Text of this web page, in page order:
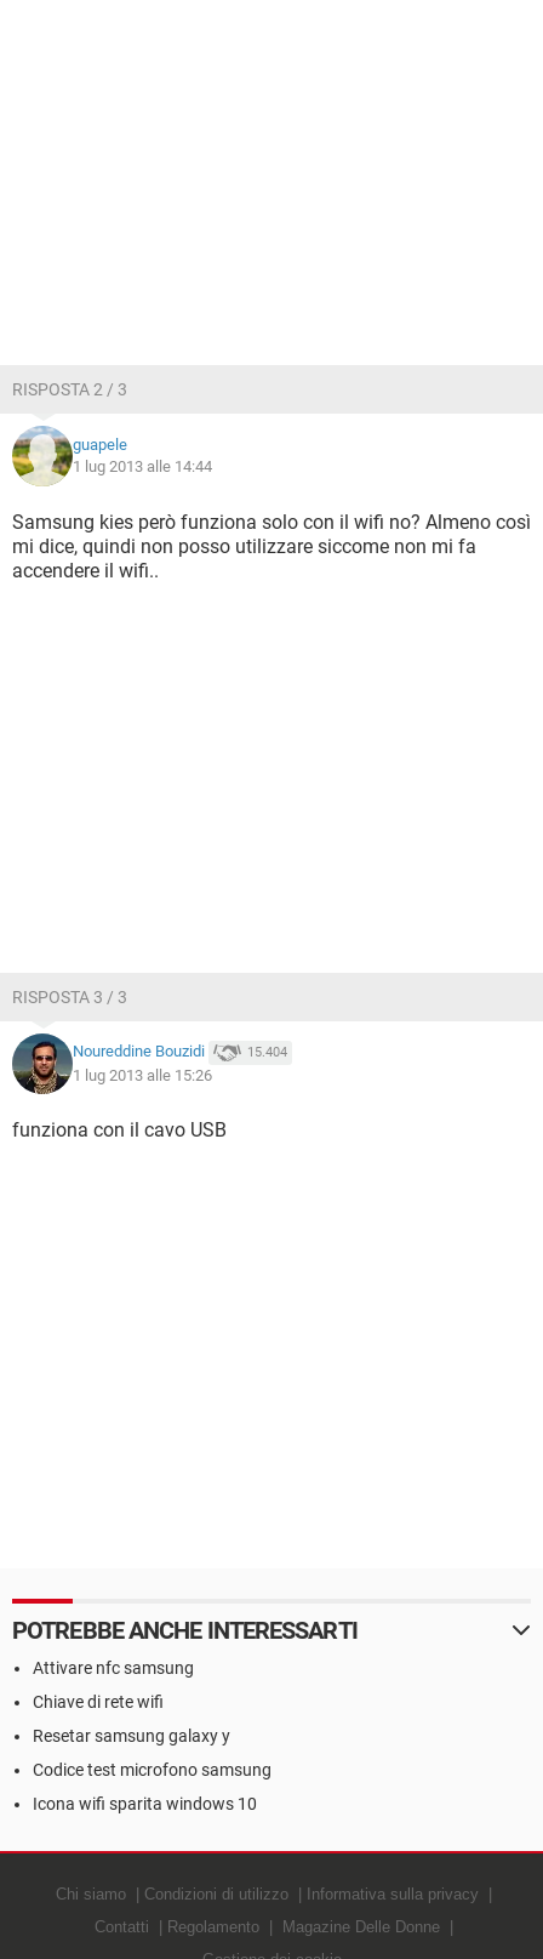
RISPOSTA 2 / 3
guapele
1 lug 2013 alle 14:44
Samsung kies però funziona solo con il wifi no? Almeno così
mi dice, quindi non posso utilizzare siccome non mi fa
accendere il wifi..
RISPOSTA 3 / 3
Noureddine Bouzidi 15.404
1 lug 2013 alle 15:26
funziona con il cavo USB
POTREBBE ANCHE INTERESSARTI
Attivare nfc samsung
Chiave di rete wifi
Resetar samsung galaxy y
Codice test microfono samsung
Icona wifi sparita windows 10
Chi siamo Condizioni di utilizzo
Informativa sulla privacy
Contatti
Regolamento
Magazine Delle Donne